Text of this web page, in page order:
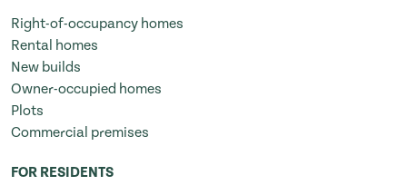
Right-of-occupancy homes
Rental homes
New builds
Owner-occupied homes
Plots
Commercial premises
FOR RESIDENTS